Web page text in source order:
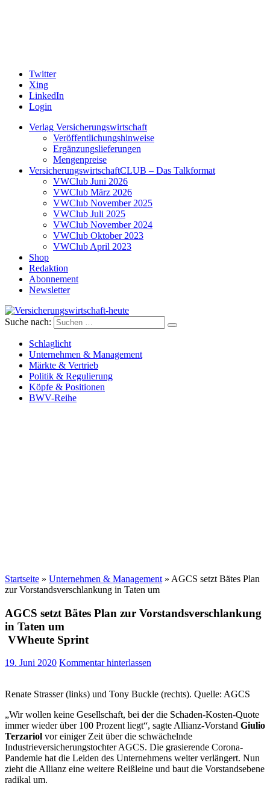
Twitter
Xing
LinkedIn
Login
Verlag Versicherungswirtschaft
Veröffentlichungshinweise
Ergänzungslieferungen
Mengenpreise
VersicherungswirtschaftCLUB – Das Talkformat
VWClub Juni 2026
VWClub März 2026
VWClub November 2025
VWClub Juli 2025
VWClub November 2024
VWClub Oktober 2023
VWClub April 2023
Shop
Redaktion
Abonnement
Newsletter
Versicherungswirtschaft-heute
Suche nach:
Schlaglicht
Unternehmen & Management
Märkte & Vertrieb
Politik & Regulierung
Köpfe & Positionen
BWV-Reihe
Startseite » Unternehmen & Management » AGCS setzt Bätes Plan
zur Vorstandsverschlankung in Taten um
AGCS setzt Bätes Plan zur Vorstandsverschlankung
in Taten um
VWheute Sprint
19. Juni 2020 Kommentar hinterlassen
Renate Strasser (links) und Tony Buckle (rechts). Quelle: AGCS
„Wir wollen keine Gesellschaft, bei der die Schaden-Kosten-Quote
immer wieder über 100 Prozent liegt“, sagte Allianz-Vorstand Giulio
Terzariol vor einiger Zeit über die schwächelnde
Industrieversicherungstochter AGCS. Die grasierende Corona-
Pandemie hat die Leiden des Unternehmens weiter verlängert. Nun
zieht die Allianz eine weitere Reißleine und baut die Vorstandsebene
radikal um.